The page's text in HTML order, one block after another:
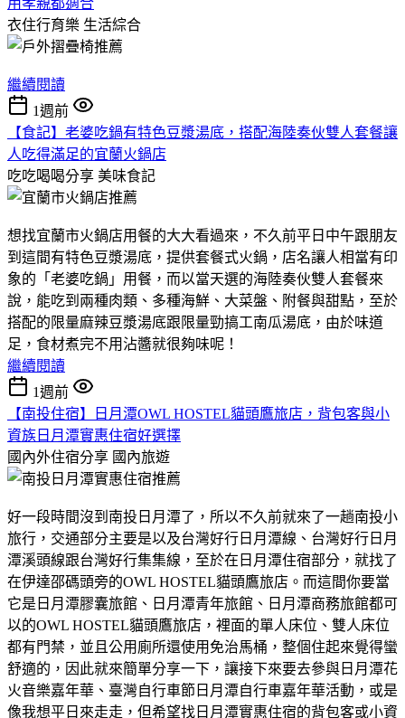
衣住行育樂 生活綜合
繼續閱讀
1週前
【食記】老婆吃鍋有特色豆漿湯底，搭配海陸奏伙雙人套餐讓
人吃得滿足的宜蘭火鍋店
吃吃喝喝分享 美味食記
想找宜蘭市火鍋店用餐的大大看過來，不久前平日中午跟朋友
到這間有特色豆漿湯底，提供套餐式火鍋，店名讓人相當有印
象的「老婆吃鍋」用餐，而以當天選的海陸奏伙雙人套餐來
說，能吃到兩種肉類、多種海鮮、大菜盤、附餐與甜點，至於
搭配的限量麻辣豆漿湯底跟限量勁搞工南瓜湯底，由於味道
足，食材煮完不用沾醬就很夠味呢！
繼續閱讀
1週前
【南投住宿】日月潭OWL HOSTEL貓頭鷹旅店，背包客與小
資族日月潭實惠住宿好選擇
國內外住宿分享 國內旅遊
好一段時間沒到南投日月潭了，所以不久前就來了一趟南投小
旅行，交通部分主要是以及台灣好行日月潭線、台灣好行日月
潭溪頭線跟台灣好行集集線，至於在日月潭住宿部分，就找了
在伊達邵碼頭旁的OWL HOSTEL貓頭鷹旅店。而這間你要當
它是日月潭膠囊旅館、日月潭青年旅館、日月潭商務旅館都可
以的OWL HOSTEL貓頭鷹旅店，裡面的單人床位、雙人床位
都有門禁，並且公用廁所還使用免治馬桶，整個住起來覺得蠻
舒適的，因此就來簡單分享一下，讓接下來要去參與日月潭花
火音樂嘉年華、臺灣自行車節日月潭自行車嘉年華活動，或是
像我想平日來走走，但希望找日月潭實惠住宿的背包客或小資